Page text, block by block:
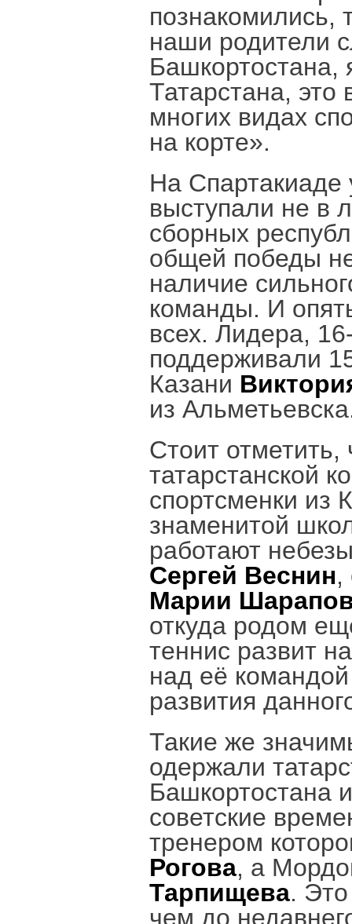
познакомились,
наши родители
Башкортостана,
Татарстана, это
многих видах
на корте».
На Спартакиаде
выступали не в
сборных
общей победы
наличие
команды. И
всех. Лидера,
поддерживали
Казани
из
Стоит
татарстанской
спортсменки из
знаменитой
работают
Сергей Веснин,
Марии
откуда родом
теннис развит
над её
развития
Такие же
одержали
Башкортостана
советские
тренером
Рогова, а
Тарпищева.
чем до